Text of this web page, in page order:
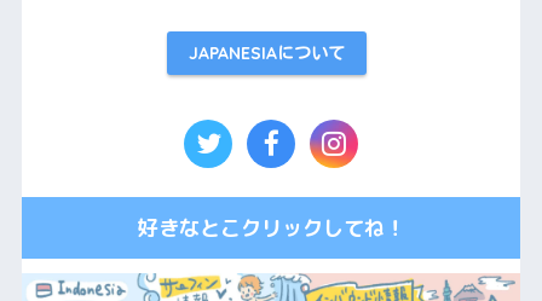
JAPANESIAについて
好きなとこクリックしてね！